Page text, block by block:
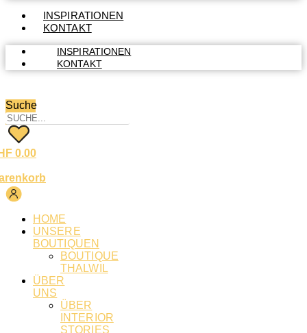
INSPIRATIONEN
KONTAKT
INSPIRATIONEN
KONTAKT
Suche
0.00
HOME
UNSERE
BOUTIQUEN
BOUTIQUE
THALWIL
ÜBER
UNS
ÜBER
INTERIOR
STORIES